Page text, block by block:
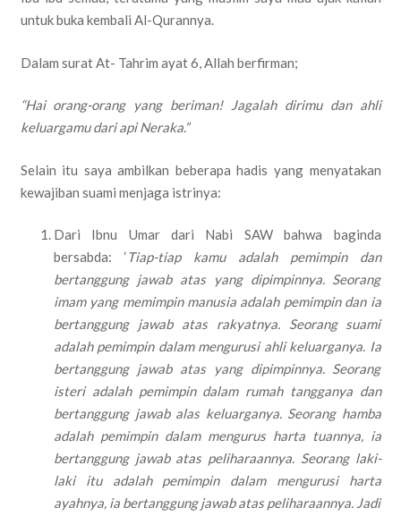
untuk buka kembali Al-Qurannya.
Dalam surat At- Tahrim ayat 6, Allah berfirman;
“Hai orang-orang yang beriman! Jagalah dirimu dan ahli
keluargamu dari api Neraka.”
Selain itu saya ambilkan beberapa hadis yang menyatakan
kewajiban suami menjaga istrinya:
Dari Ibnu Umar dari Nabi SAW bahwa baginda
bersabda: ‘Tiap-tiap kamu adalah pemimpin dan
bertanggung jawab atas yang dipimpinnya. Seorang
imam yang memimpin manusia adalah pemimpin dan ia
bertanggung jawab atas rakyatnya. Seorang suami
adalah pemimpin dalam mengurusi ahli keluarganya. Ia
bertanggung jawab atas yang dipimpinnya. Seorang
isteri adalah pemimpin dalam rumah tangganya dan
bertanggung jawab alas keluarganya. Seorang hamba
adalah pemimpin dalam mengurus harta tuannya, ia
bertanggung jawab atas peliharaannya. Seorang laki-
laki itu adalah pemimpin dalam mengurusi harta
ayahnya, ia bertanggung jawab atas peliharaannya. Jadi